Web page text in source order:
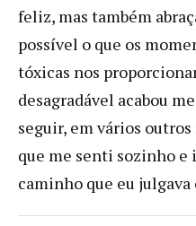
feliz, mas também
possível o que os
tóxicas nos
desagradável acabou
seguir, em vários
que me senti sozinho e
caminho que eu julgava